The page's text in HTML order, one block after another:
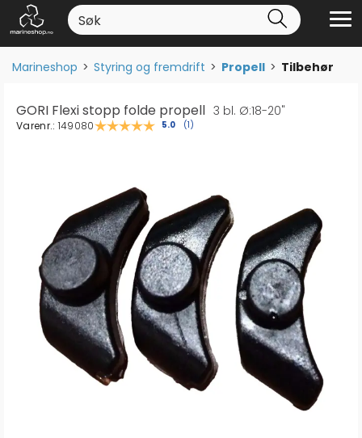
Marineshop>Styring og fremdrift>Propell>Tilbehør
GORI Flexi stopp folde propell 3 bl. Ø:18-20"
Varenr.: 149080 Gjennomsnittskarakter:
5.0 (stemmer:
1)